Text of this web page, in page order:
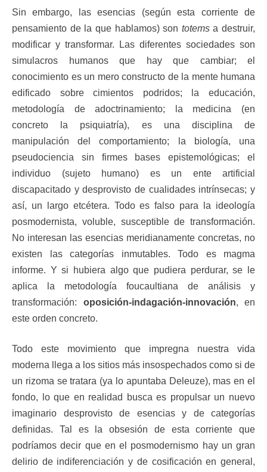
Sin embargo, las esencias (según esta corriente de
pensamiento de la que hablamos) son totemsa destruir,
modificar y transformar. Las diferentes sociedades son
simulacros humanos que hay que cambiar; el
conocimiento es un mero constructo de la mente humana
edificado sobre cimientos podridos; la educación,
metodología de adoctrinamiento; la medicina (en
concreto la psiquiatría), es una disciplina de
manipulación del comportamiento; la biología, una
pseudociencia sin firmes bases epistemológicas; el
individuo (sujeto humano) es un ente artificial
discapacitado y desprovisto de cualidades intrínsecas; y
así, un largo etcétera. Todo es falso para la ideología
posmodernista, voluble, susceptible de transformación.
No interesan las esencias meridianamente concretas, no
existen las categorías inmutables. Todo es magma
informe. Y si hubiera algo que pudiera perdurar, se le
aplica la metodología foucaultiana de análisis y
transformación: oposición-indagación-innovación, en
este orden concreto.
Todo este movimiento que impregna nuestra vida
moderna llega a los sitios más insospechados como si de
un rizoma se tratara (ya lo apuntaba Deleuze), mas en el
fondo, lo que en realidad busca es propulsar un nuevo
imaginario desprovisto de esencias y de categorías
definidas. Tal es la obsesión de esta corriente que
podríamos decir que en el posmodernismo hay un gran
delirio de indiferenciación y de cosificación en general,